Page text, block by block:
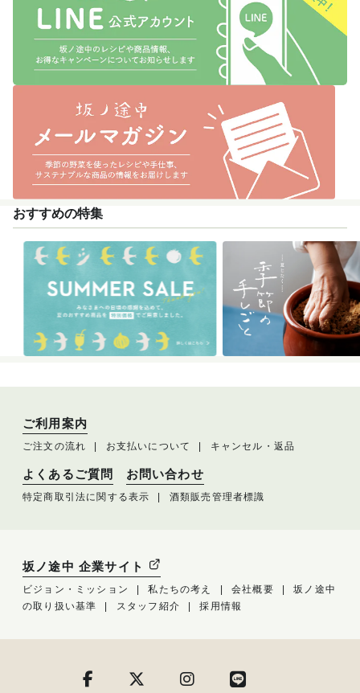
おすすめの特集
ご利用案内
ご注文の流れ お支払いについて キャンセル・返品
よくあるご質問 お問い合わせ
特定商取引法に関する表示 酒類販売管理者標識
坂ノ途中 企業サイト
ビジョン・ミッション 私たちの考え 会社概要
坂ノ途中
の取り扱い基準
スタッフ紹介 採用情報